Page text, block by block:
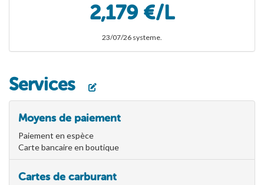
2,179 €/L
23/07/26 systeme.
Services
Moyens de paiement
Paiement en espèce
Carte bancaire en boutique
Cartes de carburant